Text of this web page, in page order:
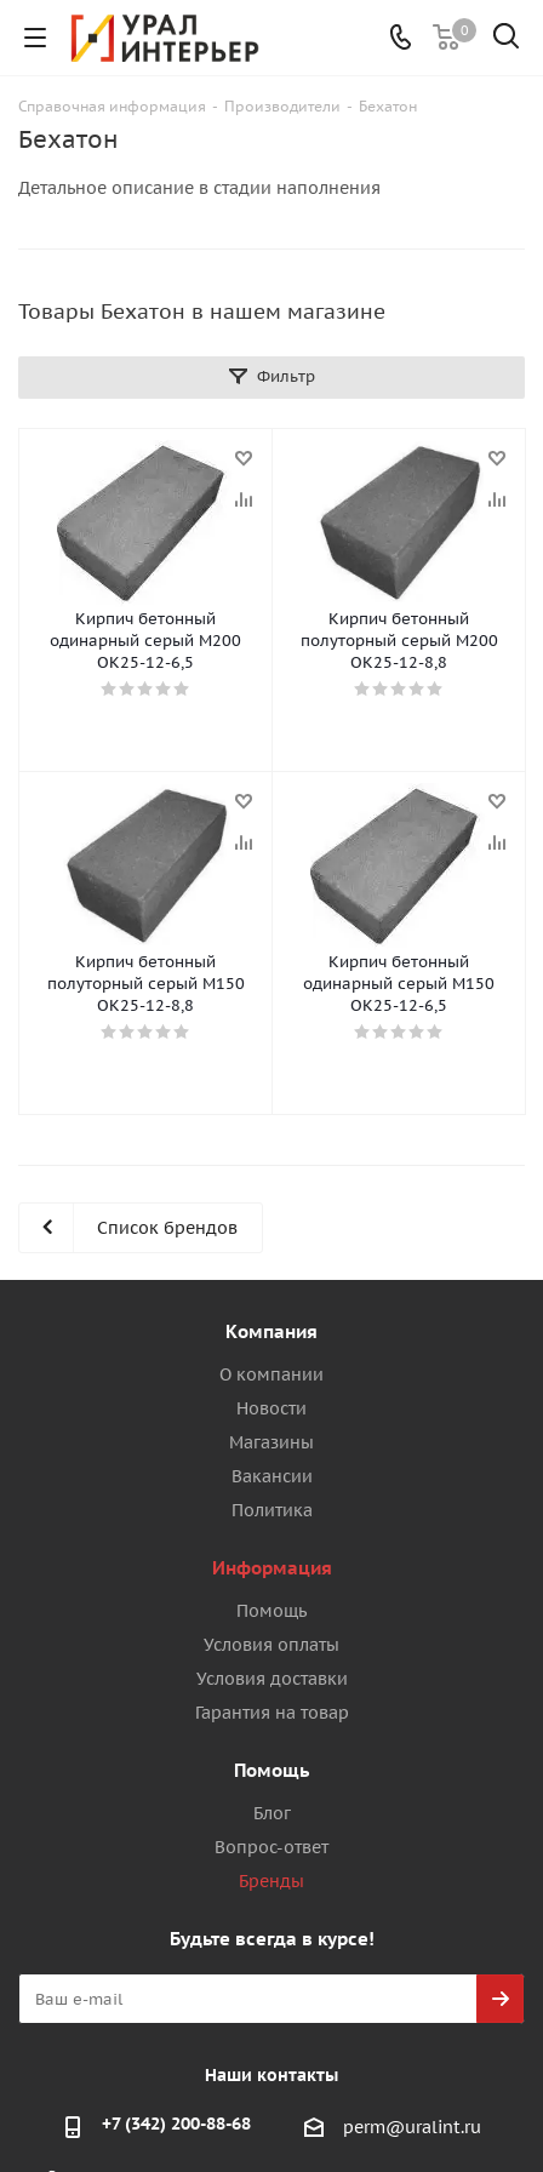
0
Справочная информация - Производители - Бехатон
Бехатон
Детальное описание в стадии наполнения
Товары Бехатон в нашем магазине
Фильтр
Кирпич бетонный
одинарный серый М200
ОК25-12-6,5
Кирпич бетонный
полуторный серый М200
ОК25-12-8,8
Кирпич бетонный
полуторный серый М150
ОК25-12-8,8
Кирпич бетонный
одинарный серый М150
ОК25-12-6,5
Список брендов
Компания
О компании
Новости
Магазины
Вакансии
Политика
Информация
Помощь
Условия оплаты
Условия доставки
Гарантия на товар
Помощь
Блог
Вопрос-ответ
Бренды
Будьте всегда в курсе!
Наши контакты
+7 (342) 200-88-68 perm@uralint.ru